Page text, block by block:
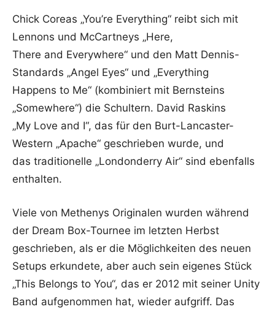
Chick Coreas „You’re Everything“ reibt sich mit
Lennons und McCartneys „Here,
There and Everywhere“ und den Matt Dennis-
Standards „Angel Eyes“ und „Everything
Happens to Me“ (kombiniert mit Bernsteins
„Somewhere“) die Schultern. David Raskins
„My Love and I“, das für den Burt-Lancaster-
Western „Apache“ geschrieben wurde, und
das traditionelle „Londonderry Air“ sind ebenfalls
enthalten.
Viele von Methenys Originalen wurden während
der Dream Box-Tournee im letzten Herbst
geschrieben, als er die Möglichkeiten des neuen
Setups erkundete, aber auch sein eigenes Stück
„This Belongs to You“, das er 2012 mit seiner Unity
Band aufgenommen hat, wieder aufgriff. Das